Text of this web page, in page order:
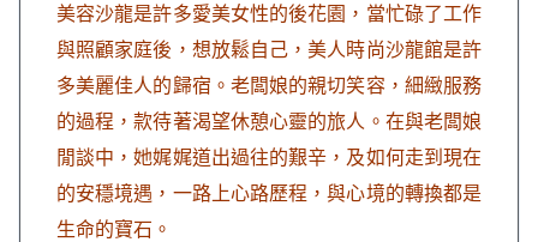
美容沙龍是許多愛美女性的後花園，當忙碌了工作
與照顧家庭後，想放鬆自己，美人時尚沙龍館是許
多美麗佳人的歸宿。老闆娘的親切笑容，細緻服務
的過程，款待著渴望休憩心靈的旅人。在與老闆娘
閒談中，她娓娓道出過往的艱辛，及如何走到現在
的安穩境遇，一路上心路歷程，與心境的轉換都是
生命的寶石。